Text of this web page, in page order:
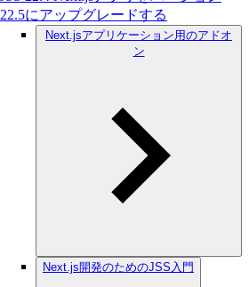
22.5にアップグレードする
Next.jsアプリケーション用のアドオ
ン
Next.js開発のためのJSS入門